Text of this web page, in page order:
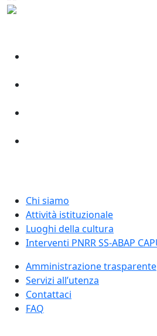
Chi siamo
Attività istituzionale
Luoghi della cultura
Interventi PNRR SS-ABAP
Amministrazione trasparente
Servizi all’utenza
Contattaci
FAQ